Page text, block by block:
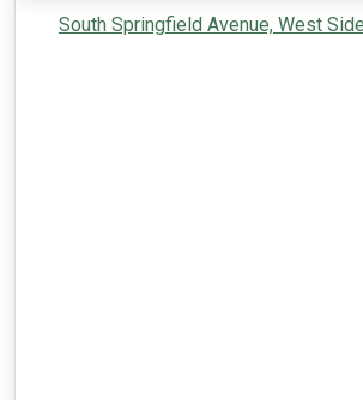
South Springfield Avenue, West